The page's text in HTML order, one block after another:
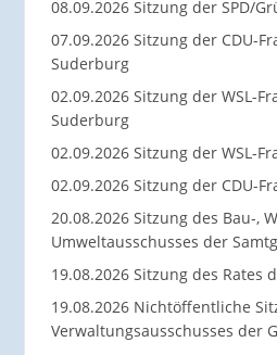
08.09.2026 Sitzung der SPD/
07.09.2026 Sitzung der CDU-
Suderburg
02.09.2026 Sitzung der WSL-
Suderburg
02.09.2026 Sitzung der WSL-
02.09.2026 Sitzung der CDU-
20.08.2026 Sitzung des Bau-,
Umweltausschusses der
19.08.2026 Sitzung des Rates
19.08.2026 Nichtöffentliche
Verwaltungsausschusses der